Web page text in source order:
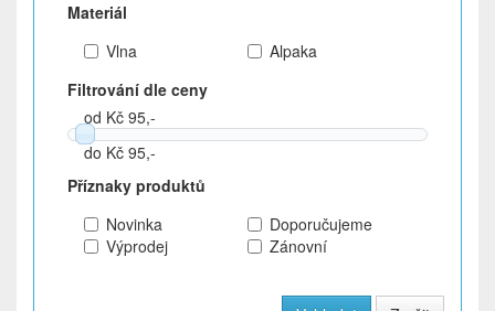
Materiál
Vlna
Alpaka
Filtrování dle ceny
od Kč 95,-
do Kč 95,-
Příznaky produktů
Novinka
Doporučujeme
Výprodej
Zánovní